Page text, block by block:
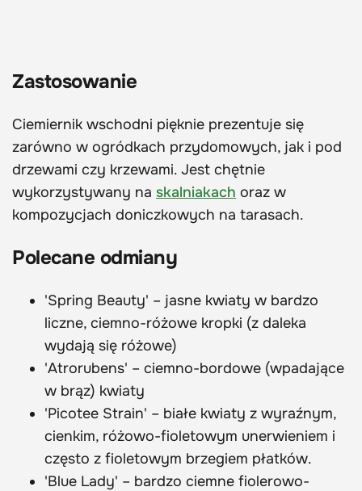
Zastosowanie
Ciemiernik wschodni pięknie prezentuje się
zarówno w ogródkach przydomowych, jak i pod
drzewami czy krzewami. Jest chętnie
wykorzystywany na skalniakach oraz w
kompozycjach doniczkowych na tarasach.
Polecane odmiany
'Spring Beauty' – jasne kwiaty w bardzo
liczne, ciemno-różowe kropki (z daleka
wydają się różowe)
'Atrorubens' – ciemno-bordowe (wpadające
w brąz) kwiaty
'Picotee Strain' – białe kwiaty z wyraźnym,
cienkim, różowo-fioletowym unerwieniem i
często z fioletowym brzegiem płatków.
'Blue Lady' – bardzo ciemne fiolerowo-